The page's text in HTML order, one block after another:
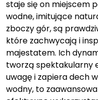
staje się on miejscem
wodne, imitujące
zboczy gór, są
które zachwycają i
majestatem. Ich
tworzą spektakularny
uwagę i zapiera dech
wodny, to